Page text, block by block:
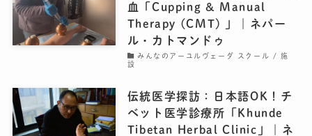
血「Cupping & Manual
Therapy (CMT) 」｜ネパー
ル・カトマンドゥ
みんなのアーユルヴェーダ スクール / 施
設
伝統医学探訪：日本語OK！チ
ベット医学診療所「Khunde
Tibetan Herbal Clinic」｜ネ